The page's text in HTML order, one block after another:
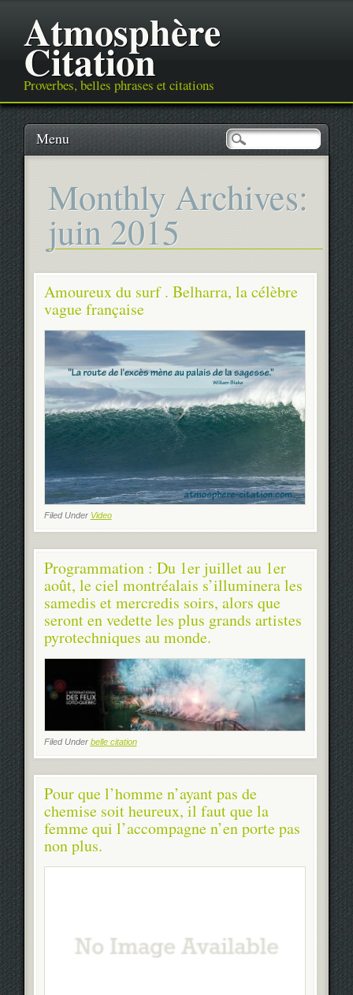
Atmosphère
Citation
Proverbes, belles phrases et citations
Main menu
SkipMenu
Monthly Archives:
juin 2015
Amoureux du surf . Belharra, la célèbre
vague française
Filed Under Video
Programmation : Du 1er juillet au 1er
août, le ciel montréalais s’illuminera les
samedis et mercredis soirs, alors que
seront en vedette les plus grands artistes
pyrotechniques au monde.
Filed Under belle citation
Pour que l’homme n’ayant pas de
chemise soit heureux, il faut que la
femme qui l’accompagne n’en porte pas
non plus.